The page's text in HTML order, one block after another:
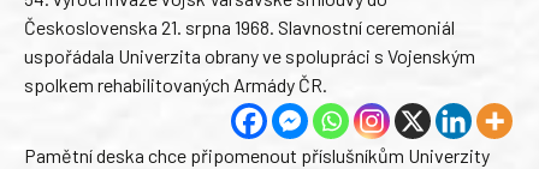
Československa 21. srpna 1968. Slavnostní ceremoniál
uspořádala Univerzita obrany ve spolupráci s Vojenským
spolkem rehabilitovaných Armády ČR.
Pamětní deska chce připomenout příslušníkům Univerzity